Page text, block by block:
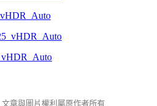
文章與圖片權利屬原作者所有